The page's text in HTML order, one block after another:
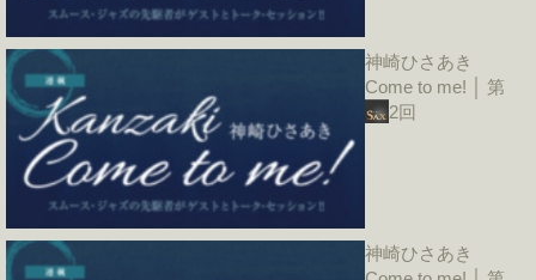
神崎ひさあき
Come to me! │ 第
2回
神崎ひさあき